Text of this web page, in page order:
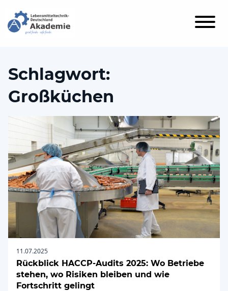
Schlagwort:
Großküchen
11.07.2025
Rückblick HACCP-Audits 2025: Wo Betriebe
stehen, wo Risiken bleiben und wie
Fortschritt gelingt